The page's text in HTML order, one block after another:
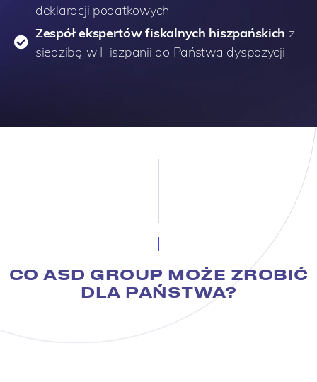
deklaracji podatkowych
Zespół ekspertów fiskalnych hiszpańskich z
siedzibą w Hiszpanii do Państwa dyspozycji
CO ASD GROUP MOŻE ZROBIĆ
DLA PAŃSTWA?